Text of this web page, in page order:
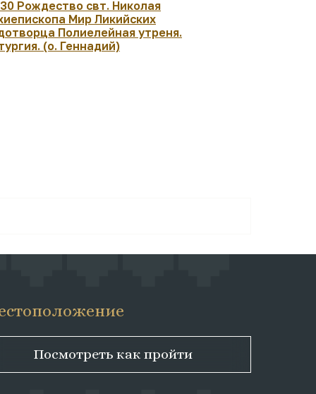
Рождество свт. Николая
Мир Ликийских
Полиелейная утреня.
(о. Геннадий)
Посмотреть как пройти